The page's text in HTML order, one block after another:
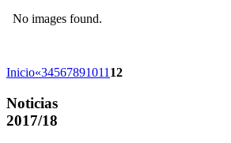
No images found.
Inicio«3456789101112
Noticias
2017/18